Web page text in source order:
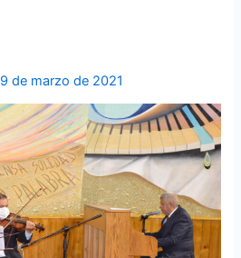
9 de marzo de 2021